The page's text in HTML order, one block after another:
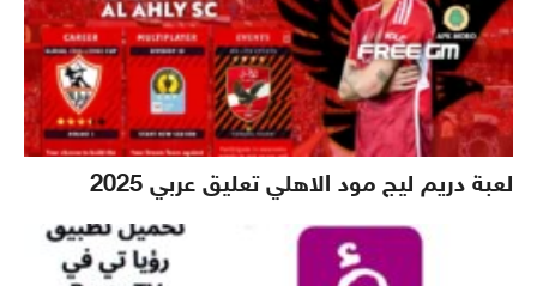
لعبة دريم ليج مود الاهلي تعليق عربي 2025